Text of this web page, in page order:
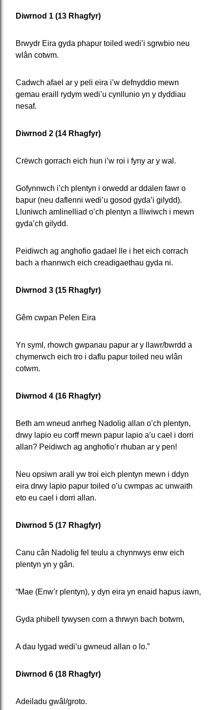
Diwrnod 1 (13 Rhagfyr)
Brwydr Eira gyda phapur toiled wedi’i sgrwbio neu
wlân cotwm.
Cadwch afael ar y peli eira i’w defnyddio mewn
gemau eraill rydym wedi’u cynllunio yn y dyddiau
nesaf.
Diwrnod 2 (14 Rhagfyr)
Crëwch gorrach eich hun i’w roi i fyny ar y wal.
Gofynnwch i’ch plentyn i orwedd ar ddalen fawr o
bapur (neu daflenni wedi’u gosod gyda’i gilydd).
Lluniwch amlinelliad o’ch plentyn a lliwiwch i mewn
gyda’ch gilydd.
Peidiwch ag anghofio gadael lle i het eich corrach
bach a rhannwch eich creadigaethau gyda ni.
Diwrnod 3 (15 Rhagfyr)
Gêm cwpan Pelen Eira
Yn syml, rhowch gwpanau papur ar y llawr/bwrdd a
chymerwch eich tro i daflu papur toiled neu wlân
cotwm.
Diwrnod 4 (16 Rhagfyr)
Beth am wneud anrheg Nadolig allan o’ch plentyn,
drwy lapio eu corff mewn papur lapio a’u cael i dorri
allan? Peidiwch ag anghofio’r rhuban ar y pen!
Neu opsiwn arall yw troi eich plentyn mewn i ddyn
eira drwy lapio papur toiled o’u cwmpas ac unwaith
eto eu cael i dorri allan.
Diwrnod 5 (17 Rhagfyr)
Canu cân Nadolig fel teulu a chynnwys enw eich
plentyn yn y gân.
“Mae (Enw’r plentyn), y dyn eira yn enaid hapus iawn,
Gyda phibell tywysen corn a thrwyn bach botwm,
A dau lygad wedi’u gwneud allan o lo.”
Diwrnod 6 (18 Rhagfyr)
Adeiladu gwâl/groto.